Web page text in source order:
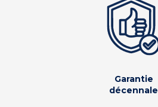
Garantie
décennale